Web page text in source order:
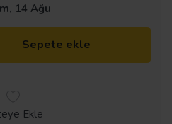
14 Ağu
Sepete ekle
Ekle